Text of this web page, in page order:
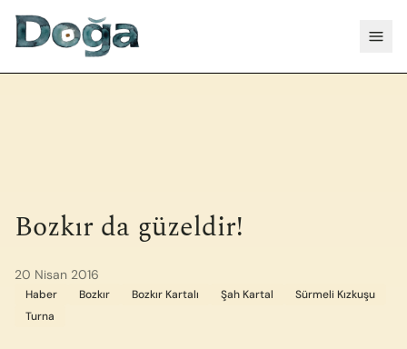
Bozkır da güzeldir!
20 Nisan 2016
Haber Bozkır Bozkır Kartalı Şah Kartal
Sürmeli Kızkuşu
Turna